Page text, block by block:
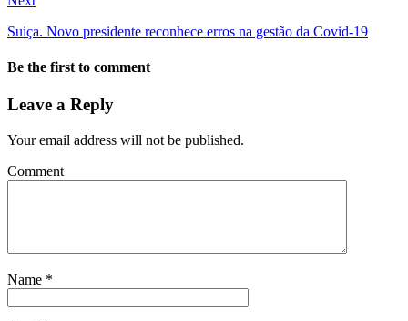
Suiça. Novo presidente reconhece erros na gestão da Covid-19
Be the first to comment
Leave a Reply
Your email address will not be published.
Comment
Name *